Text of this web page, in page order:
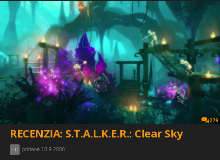
279
RECENZIA: S.T.A.L.K.E.R.: Clear Sky
PC pridané 18.9.2008